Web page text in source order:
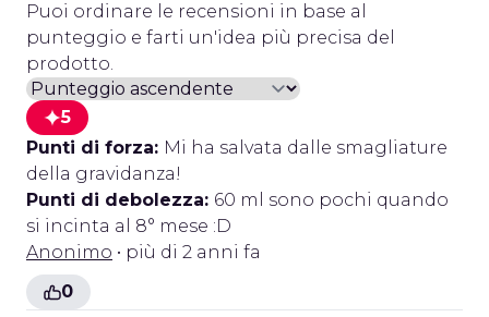
Puoi ordinare le recensioni in base al
punteggio e farti un'idea più precisa del
prodotto.
5
Punti di forza: Mi ha salvata dalle smagliature
della gravidanza!
Punti di debolezza: 60 ml sono pochi quando
si incinta al 8° mese :D
Anonimo • più di 2 anni fa
0